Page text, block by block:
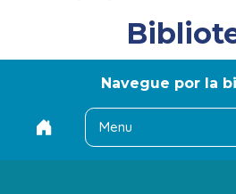
Navegue por la
Menu